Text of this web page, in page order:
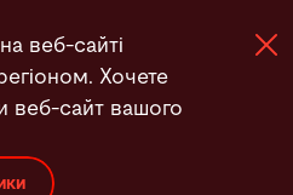
веб-сайті
Хочете
веб-сайт вашого